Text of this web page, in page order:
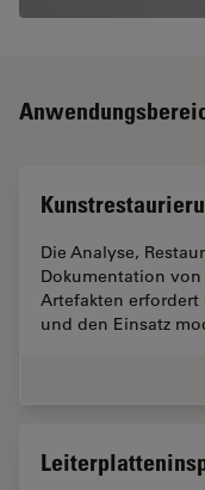
Die Analyse,
Dokumentation
Artefakten erfordert
und den Einsatz